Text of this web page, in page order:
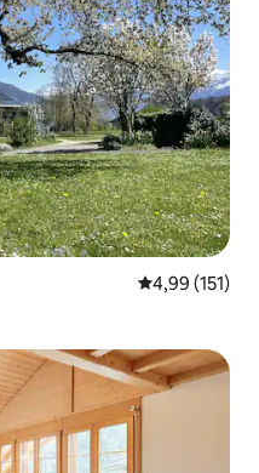
4,99 de uma
4,99 (151)
hóspedes